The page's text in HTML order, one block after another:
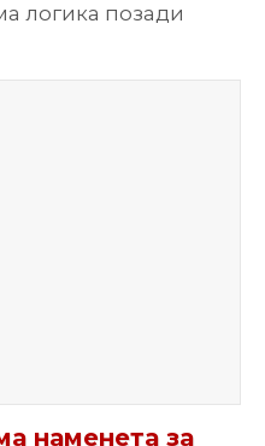
логика позади
наменета за